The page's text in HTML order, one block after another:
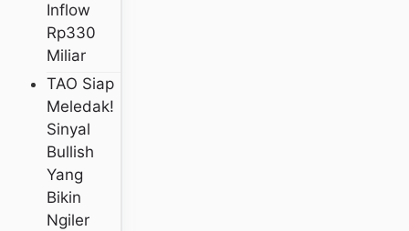
Inflow
Rp330
Miliar
TAO Siap
Meledak!
Sinyal
Bullish
Yang
Bikin
Ngiler